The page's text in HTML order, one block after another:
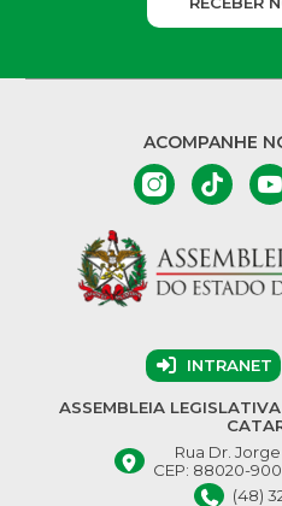
ACOMPANHE
INTRANET
ASSEMBLEIA
Rua Dr.
CEP: 88020-
(48)